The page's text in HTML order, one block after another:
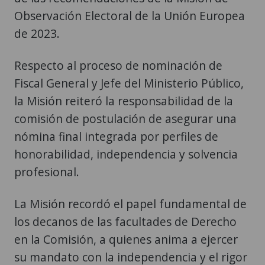
Observación Electoral de la Unión Europea
de 2023.
Respecto al proceso de nominación de
Fiscal General y Jefe del Ministerio Público,
la Misión reiteró la responsabilidad de la
comisión de postulación de asegurar una
nómina final integrada por perfiles de
honorabilidad, independencia y solvencia
profesional.
La Misión recordó el papel fundamental de
los decanos de las facultades de Derecho
en la Comisión, a quienes anima a ejercer
su mandato con la independencia y el rigor